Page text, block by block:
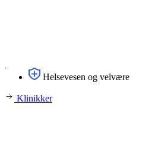
Helsevesen og velvære
Klinikker